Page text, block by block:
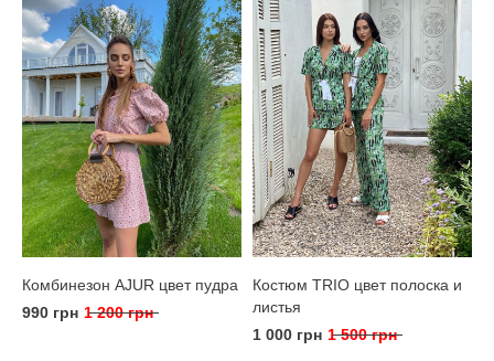
Комбинезон AJUR цвет пудра
990 грн 1 200 грн
Костюм TRIO цвет полоска и
листья
1 000 грн 1 500 грн